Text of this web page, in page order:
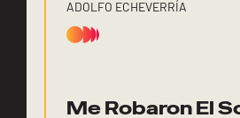
ADOLFO ECHEVERRÍA
Me Robaron El